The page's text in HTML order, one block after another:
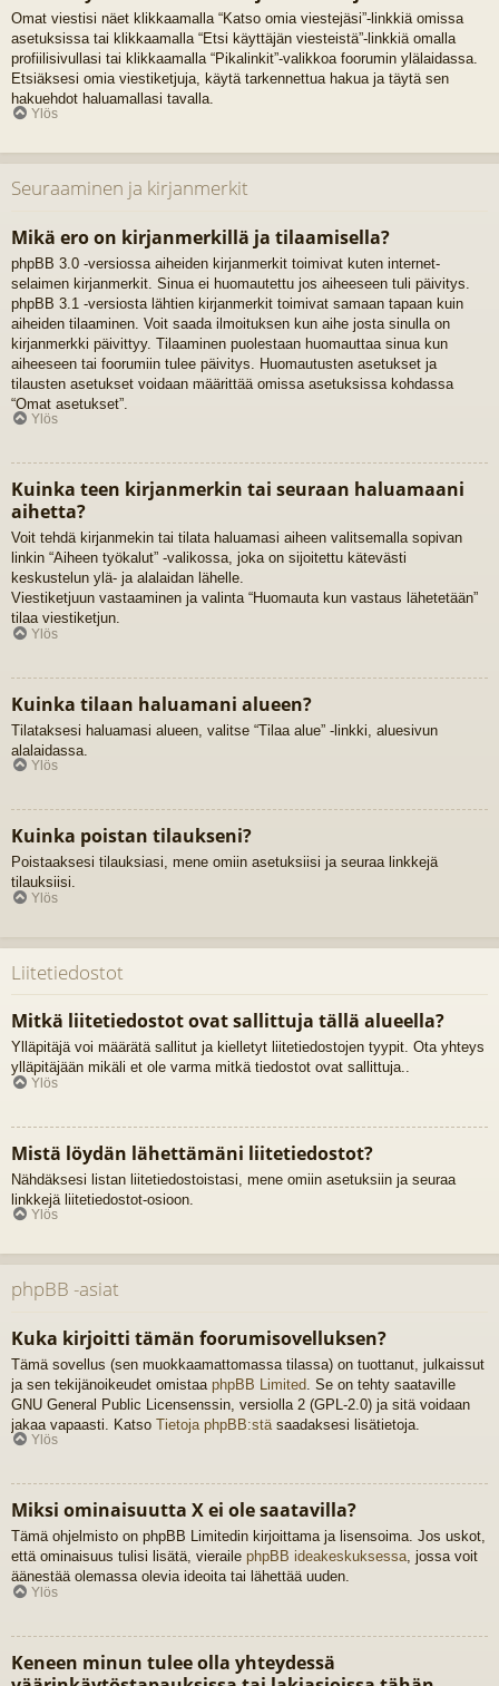
Omat viestisi näet klikkaamalla “Katso omia viestejäsi”-linkkiä omissa
asetuksissa tai klikkaamalla “Etsi käyttäjän viesteistä”-linkkiä omalla
profiilisivullasi tai klikkaamalla “Pikalinkit”-valikkoa foorumin ylälaidassa.
Etsiäksesi omia viestiketjuja, käytä tarkennettua hakua ja täytä sen
hakuehdot haluamallasi tavalla.
Ylös
Seuraaminen ja kirjanmerkit
Mikä ero on kirjanmerkillä ja tilaamisella?
phpBB 3.0 -versiossa aiheiden kirjanmerkit toimivat kuten internet-
selaimen kirjanmerkit. Sinua ei huomautettu jos aiheeseen tuli päivitys.
phpBB 3.1 -versiosta lähtien kirjanmerkit toimivat samaan tapaan kuin
aiheiden tilaaminen. Voit saada ilmoituksen kun aihe josta sinulla on
kirjanmerkki päivittyy. Tilaaminen puolestaan huomauttaa sinua kun
aiheeseen tai foorumiin tulee päivitys. Huomautusten asetukset ja
tilausten asetukset voidaan määrittää omissa asetuksissa kohdassa
“Omat asetukset”.
Ylös
Kuinka teen kirjanmerkin tai seuraan haluamaani
aihetta?
Voit tehdä kirjanmekin tai tilata haluamasi aiheen valitsemalla sopivan
linkin “Aiheen työkalut” -valikossa, joka on sijoitettu kätevästi
keskustelun ylä- ja alalaidan lähelle.
Viestiketjuun vastaaminen ja valinta “Huomauta kun vastaus lähetetään”
tilaa viestiketjun.
Ylös
Kuinka tilaan haluamani alueen?
Tilataksesi haluamasi alueen, valitse “Tilaa alue” -linkki, aluesivun
alalaidassa.
Ylös
Kuinka poistan tilaukseni?
Poistaaksesi tilauksiasi, mene omiin asetuksiisi ja seuraa linkkejä
tilauksiisi.
Ylös
Liitetiedostot
Mitkä liitetiedostot ovat sallittuja tällä alueella?
Ylläpitäjä voi määrätä sallitut ja kielletyt liitetiedostojen tyypit. Ota yhteys
ylläpitäjään mikäli et ole varma mitkä tiedostot ovat sallittuja..
Ylös
Mistä löydän lähettämäni liitetiedostot?
Nähdäksesi listan liitetiedostoistasi, mene omiin asetuksiin ja seuraa
linkkejä liitetiedostot-osioon.
Ylös
phpBB -asiat
Kuka kirjoitti tämän foorumisovelluksen?
Tämä sovellus (sen muokkaamattomassa tilassa) on tuottanut, julkaissut
ja sen tekijänoikeudet omistaa phpBB Limited . Se on tehty saataville
GNU General Public Licensenssin, versiolla 2 (GPL-2.0) ja sitä voidaan
jakaa vapaasti. Katso Tietoja phpBB:stä saadaksesi lisätietoja.
Ylös
Miksi ominaisuutta X ei ole saatavilla?
Tämä ohjelmisto on phpBB Limitedin kirjoittama ja lisensoima. Jos uskot,
että ominaisuus tulisi lisätä, vieraile phpBB ideakeskuksessa, jossa voit
äänestää olemassa olevia ideoita tai lähettää uuden.
Ylös
Keneen minun tulee olla yhteydessä